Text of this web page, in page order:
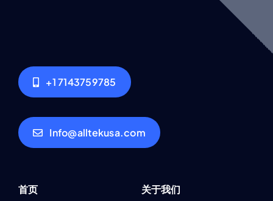
+1 7143759785
Info@alltekusa.com
首页 关于我们